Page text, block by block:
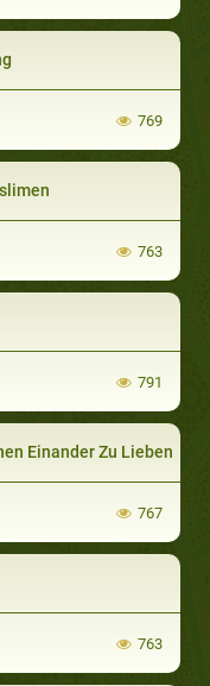
769
763
791
Einander Zu Lieben
767
763